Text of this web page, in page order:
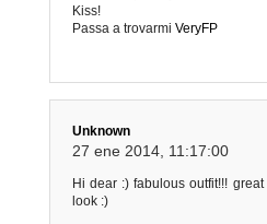
Kiss!
Passa a trovarmi VeryFP
Unknown
27 ene 2014, 11:17:00
Hi dear :) fabulous outfit!!!
look :)